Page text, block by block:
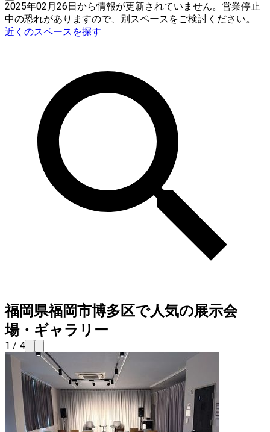
2025年02月26日から情報が更新されていません。営業停止
中の恐れがありますので、別スペースをご検討ください。
近くのスペースを探す
福岡県福岡市博多区で人気の展示会
場・ギャラリー
1 / 4